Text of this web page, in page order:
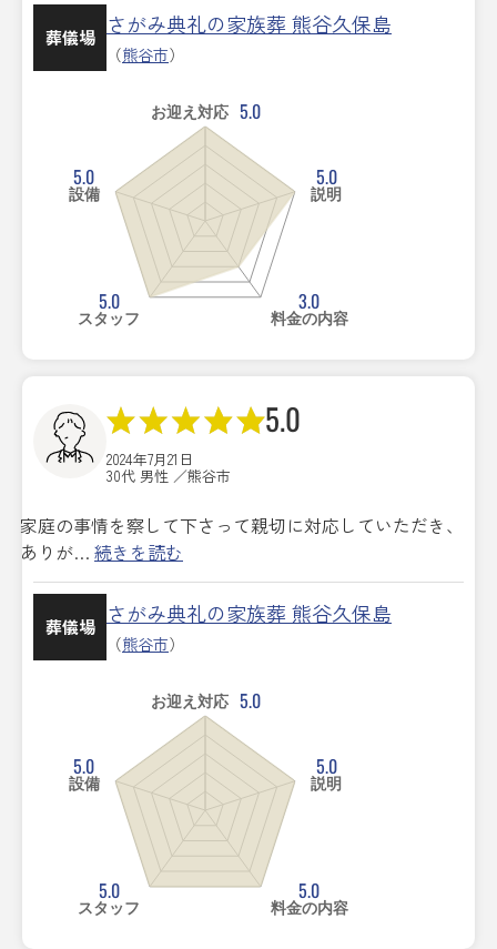
葬儀場 さがみ典礼の家族葬 熊谷久保島
（熊谷市）
お迎え対応 5.0
5.0
説明
3.0
料金の内容
5.0
スタッフ
5.0
設備
5.0
2024年7月21日
30代 男性 ／熊谷市
家庭の事情を察して下さって親切に対応していただき、
ありが… 続きを読む
葬儀場 さがみ典礼の家族葬 熊谷久保島
（熊谷市）
お迎え対応 5.0
5.0
説明
5.0
料金の内容
5.0
スタッフ
5.0
設備